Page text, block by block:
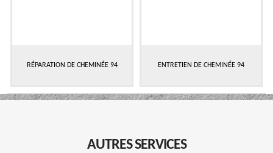
RÉPARATION DE CHEMINÉE 94 ENTRETIEN DE CHEMINÉE 94
AUTRES SERVICES